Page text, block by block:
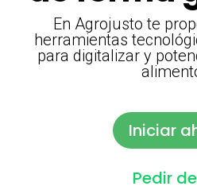
En Agrojusto te
herramientas
para digitalizar y
Iniciar
Pedir